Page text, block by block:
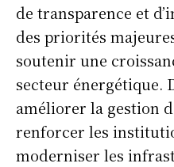
de transparence et
des priorités
soutenir une
secteur énergétique.
améliorer la gestion
renforcer les
moderniser les